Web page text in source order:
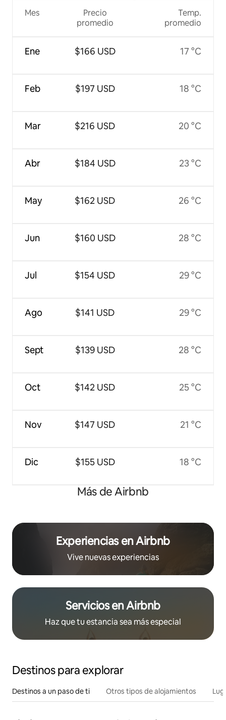
Mes
Ene
Feb
Mar
Abr
May
Jun
Jul
Ago
Sept
Oct
Nov
Dic
Precio
promedio
$166 USD
$197 USD
$216 USD
$184 USD
$162 USD
$160 USD
$154 USD
$141 USD
$139 USD
$142 USD
$147 USD
$155 USD
Temp.
promedio
17 °C
18 °C
20 °C
23 °C
26 °C
28 °C
29 °C
29 °C
28 °C
25 °C
21 °C
18 °C
Más de Airbnb
Experiencias en Airbnb
Vive nuevas experiencias
Servicios en Airbnb
Haz que tu estancia sea más especial
Destinos para explorar
Destinos a un paso de ti Otros tipos de alojamientos